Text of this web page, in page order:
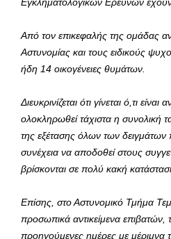
Από τον επικεφαλής της ομάδας
Αστυνομίας και τους ειδικούς
ήδη 14 οικογένειες θυμάτων.
Διευκρινίζεται ότι γίνεται ό,τι
ολοκληρωθεί τάχιστα η συνολική
της εξέτασης όλων των δειγμάτων
συνέχεια να αποδοθεί στους
βρίσκονται σε πολύ κακή
Επίσης, στο Αστυνομικό Τμήμα
προσωπικά αντικείμενα επιβατών,
προηγούμενες ημέρες με μέριμνα